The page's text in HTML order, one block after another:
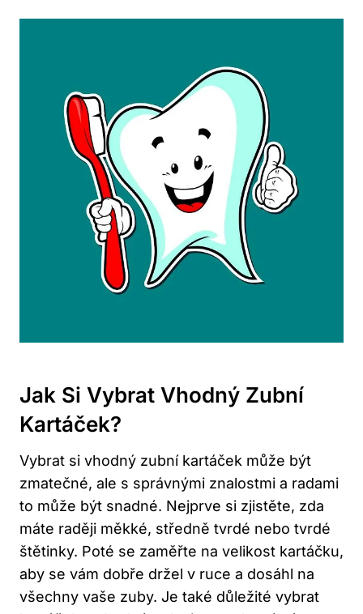
Jak Si Vybrat Vhodný Zubní
Kartáček?
Vybrat si vhodný zubní kartáček může být
zmatečné, ale s správnými znalostmi a radami
to může být snadné. Nejprve si zjistěte, zda
máte raději měkké, středně tvrdé nebo tvrdé
štětinky. Poté se zaměřte na velikost kartáčku,
aby se vám dobře držel v ruce a dosáhl na
všechny vaše zuby. Je také důležité vybrat